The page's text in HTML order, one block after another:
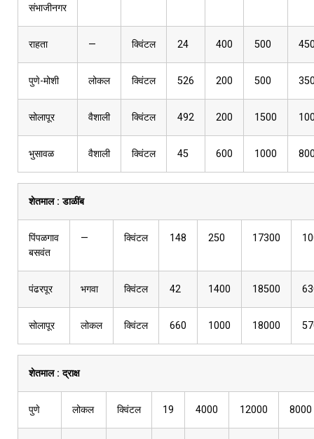
संभाजीनगर
राहता — क्विंटल 24 400 500
पुणे-मोशी लोकल क्विंटल 526 200 500
सोलापूर वैशाली क्विंटल 492 200 1500
भुसावळ वैशाली क्विंटल 45 600 1000
शेतमाल :डाळींब
पिंपळगाव
बसवंत
— क्विंटल 148 250 17300
पंढरपूर भगवा क्विंटल 42 1400 18500
सोलापूर लोकल क्विंटल 660 1000 18000
शेतमाल :द्राक्ष
पुणे लोकल क्विंटल 19 4000 12000 8000